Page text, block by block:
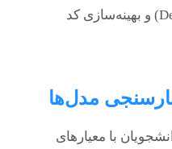
رفع اشکال (Debugging) و بهینه‌سازی کد
با معیارهای